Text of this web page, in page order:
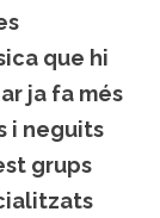
que hi
ja fa més
i neguits
grups